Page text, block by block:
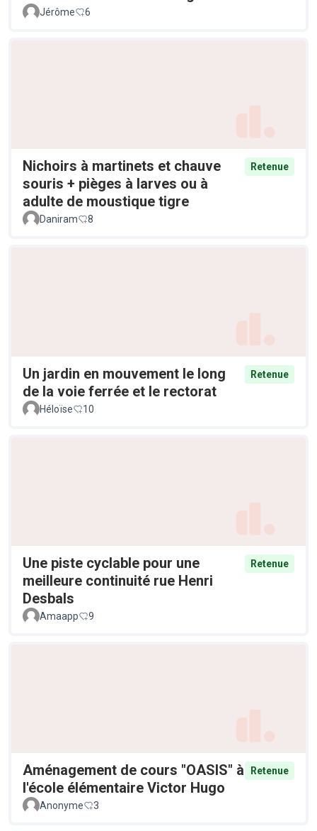
Jérôme 6
Nichoirs à martinets et chauve
souris + pièges à larves ou à
adulte de moustique tigre
Retenue
Daniram 8
Un jardin en mouvement le long
de la voie ferrée et le rectorat
Retenue
Héloïse 10
Une piste cyclable pour une
meilleure continuité rue Henri
Desbals
Retenue
Amaapp 9
Aménagement de cours "OASIS" à
l'école élémentaire Victor Hugo
Retenue
Anonyme 3